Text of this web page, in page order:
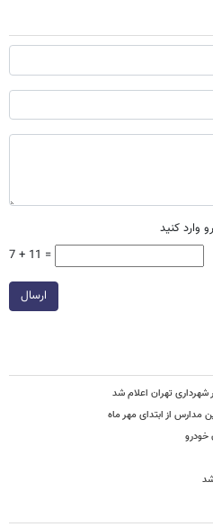
وارد کنید
7 + 11 =
ارسال
شهرداری تهران اعلام شد
مدارس از ابتدای مهر ماه